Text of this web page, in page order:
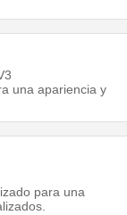
una apariencia y
para una